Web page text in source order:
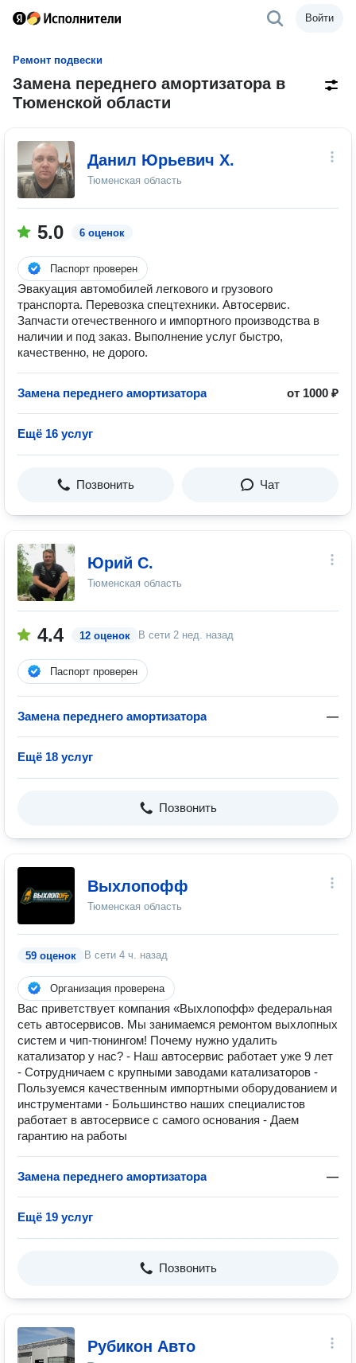
Войти
Ремонт подвески
Замена переднего амортизатора в
Тюменской области
Данил Юрьевич Х.
Тюменская область
5.0 6 оценок
Паспорт проверен
Эвакуация автомобилей легкового и грузового
транспорта. Перевозка спецтехники. Автосервис.
Запчасти отечественного и импортного производства в
наличии и под заказ. Выполнение услуг быстро,
качественно, не дорого.
Замена переднего амортизатора от 1000 ₽
Ещё 16 услуг
Позвонить Чат
Юрий С.
Тюменская область
4.4 12 оценок В сети 2 нед. назад
Паспорт проверен
Замена переднего амортизатора —
Ещё 18 услуг
Позвонить
Выхлопофф
Тюменская область
59 оценок В сети 4 ч. назад
Организация проверена
Вас приветствует компания «Выхлопофф» федеральная
сеть автосервисов. Мы занимаемся ремонтом выхлопных
систем и чип-тюнингом! Почему нужно удалить
катализатор у нас? - Наш автосервис работает уже 9 лет
- Сотрудничаем с крупными заводами катализаторов -
Пользуемся качественным импортными оборудованием и
инструментами - Большинство наших специалистов
работает в автосервисе с самого основания - Даем
гарантию на работы
Замена переднего амортизатора —
Ещё 19 услуг
Позвонить
Рубикон Авто